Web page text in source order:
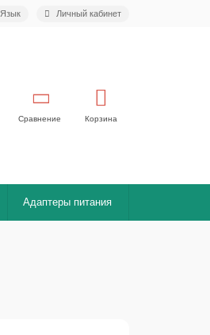
Язык Личный кабинет
Сравнение Корзина
Адаптеры питания